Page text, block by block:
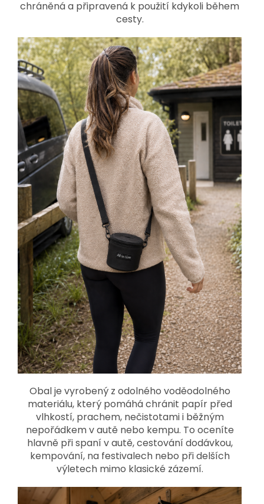
chráněná a připravená k použití kdykoli během
cesty.
Obal je vyrobený z odolného voděodolného
materiálu, který pomáhá chránit papír před
vlhkostí, prachem, nečistotami i běžným
nepořádkem v autě nebo kempu. To oceníte
hlavně při spaní v autě, cestování dodávkou,
kempování, na festivalech nebo při delších
výletech mimo klasické zázemí.